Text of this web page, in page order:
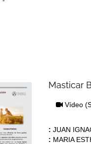
Masticar
Vídeo
: JUAN
: MARIA